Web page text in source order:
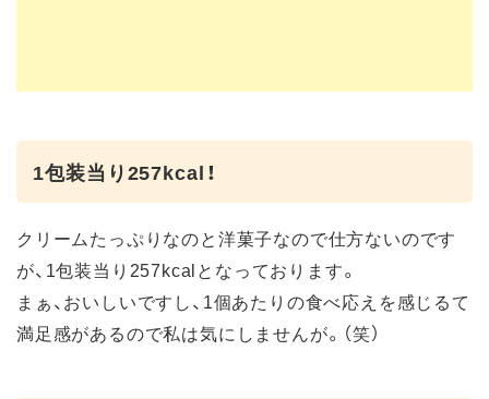
1包装当り257kcal！
クリームたっぷりなのと洋菓子なので仕方ないのです
が、1包装当り257kcalとなっております。
まぁ、おいしいですし、1個あたりの食べ応えを感じるて
満足感があるので私は気にしませんが。（笑）